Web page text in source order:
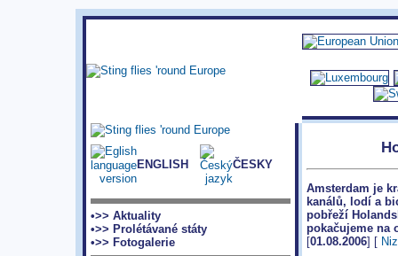
ENGLISH ČESKY
•>> Aktuality
•>> Prolétávané státy
•>> Fotogalerie
Amsterdam je
kanálů, lodí a
pobřeží
pokačujeme na
[01.08.2006] [